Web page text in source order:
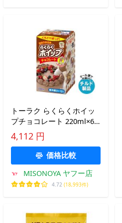
トーラク らくらくホイッ
プチョコレート 220ml×6
個入×(2ケース) チルド 冷
蔵品｜ 送料無料
4,112 円
価格比較
MISONOYA ヤフー店
4.72 (18,993件)